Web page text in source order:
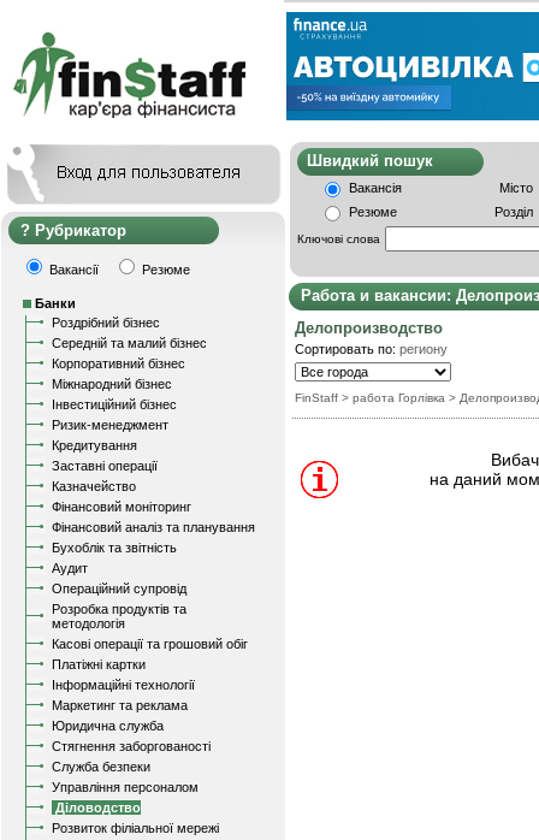
Рубрикатор
Вакансії Резюме
Банки
Роздрібний бізнес
Середній та малий бізнес
Корпоративний бізнес
Міжнародний бізнес
Інвестиційний бізнес
Ризик-менеджмент
Кредитування
Заставні операції
Казначейство
Фінансовий моніторинг
Фінансовий аналіз та планування
Бухоблік та звітність
Аудит
Операційний супровід
Розробка продуктів та
методологія
Касові операції та грошовий обіг
Платіжні картки
Інформаційні технології
Маркетинг та реклама
Юридична служба
Стягнення заборгованості
Служба безпеки
Управління персоналом
Діловодство
Розвиток філіальної мережі
Швидкий
Вакансія
Місто
Резюме
Розділ
Ключові слова
Работа и вакансии:
Делопроизводство
Сортировать по: региону
FinStaff > работа Горлівка >
на даний